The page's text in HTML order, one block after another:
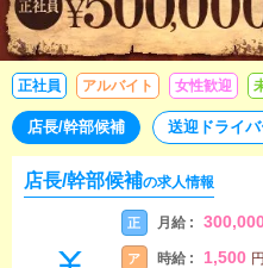
正社員 アルバイト 女性歓迎
店長/幹部候補 送迎ドライ
店長/幹部候補の求人情報
正 月給 :
ア 時給 : 1,500 円